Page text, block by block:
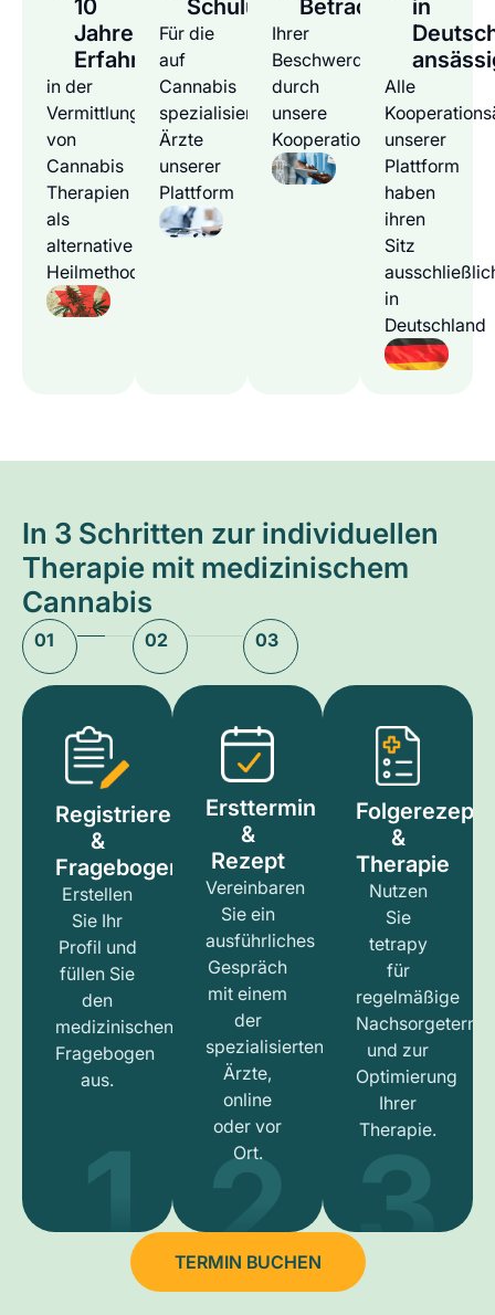
Jahre
Erfahrung
in der
Vermittlung
von
Cannabis
Therapien
als
alternative
Heilmethode
Für die
auf
Cannabis
spezialisierten
Ärzte
unserer
Plattform
Ihrer
Beschwerden
durch
unsere
Kooperationsärzte
Alle
unserer
Plattform
haben
ihren
Sitz
in
Deutschland
In 3 Schritten zur individuellen
Therapie mit medizinischem
Cannabis
01 02 03
Registrieren
&
Fragebogen
Erstellen
Sie Ihr
Profil und
füllen Sie
den
medizinischen
Fragebogen
aus.
1
Ersttermin
&
Rezept
Vereinbaren
Sie ein
ausführliches
Gespräch
mit einem
der
spezialisierten
Ärzte,
online
oder vor
Ort.
2
Folgerezept
&
Therapie
Nutzen
Sie
tetrapy
für
regelmäßige
und zur
Optimierung
Ihrer
Therapie.
3
TERMIN BUCHEN